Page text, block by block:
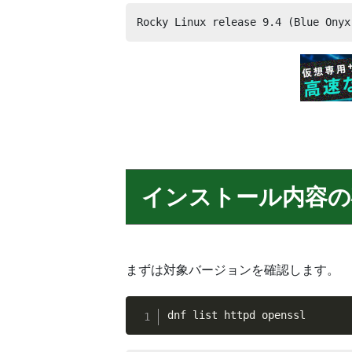
Rocky Linux release 9.4 (Blue
インストール内容
まずは対象バージョンを確認します。
dnf list httpd openssl